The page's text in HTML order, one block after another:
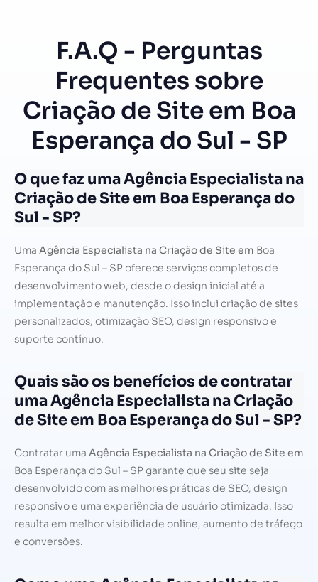
F.A.Q - Perguntas
Frequentes sobre
Criação de Site em Boa
Esperança do Sul - SP
O que faz uma Agência Especialista na
Criação de Site em Boa Esperança do
Sul - SP?
Uma Agência Especialista na Criação de Site em Boa
Esperança do Sul – SP oferece serviços completos de
desenvolvimento web, desde o design inicial até a
implementação e manutenção. Isso inclui criação de sites
personalizados, otimização SEO, design responsivo e
suporte contínuo.
Quais são os benefícios de contratar
uma Agência Especialista na Criação
de Site em Boa Esperança do Sul - SP?
Contratar uma Agência Especialista na Criação de Site em
Boa Esperança do Sul – SP garante que seu site seja
desenvolvido com as melhores práticas de SEO, design
responsivo e uma experiência de usuário otimizada. Isso
resulta em melhor visibilidade online, aumento de tráfego
e conversões.